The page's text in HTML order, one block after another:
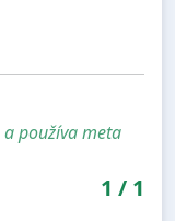
používa meta
1 / 1